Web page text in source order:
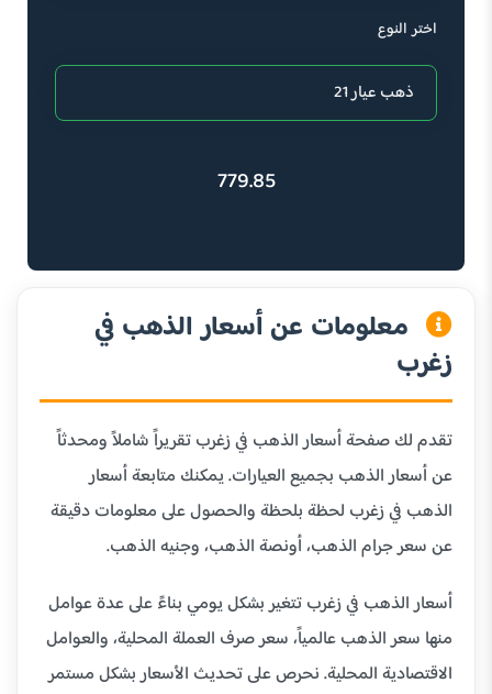
اختر النوع
779.85
معلومات عن أسعار الذهب في
زغرب
تقدم لك صفحة أسعار الذهب في زغرب تقريراً شاملاً ومحدثاً
عن أسعار الذهب بجميع العيارات. يمكنك متابعة أسعار
الذهب في زغرب لحظة بلحظة والحصول على معلومات دقيقة
عن سعر جرام الذهب، أونصة الذهب، وجنيه الذهب.
أسعار الذهب في زغرب تتغير بشكل يومي بناءً على عدة عوامل
منها سعر الذهب عالمياً، سعر صرف العملة المحلية، والعوامل
الاقتصادية المحلية. نحرص على تحديث الأسعار بشكل مستمر